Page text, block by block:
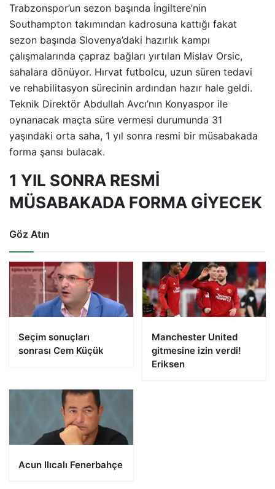
Trabzonspor’un sezon başında İngiltere’nin
Southampton takımından kadrosuna kattığı fakat
sezon başında Slovenya’daki hazırlık kampı
çalışmalarında çapraz bağları yırtılan Mislav Orsic,
sahalara dönüyor. Hırvat futbolcu, uzun süren tedavi
ve rehabilitasyon sürecinin ardından hazır hale geldi.
Teknik Direktör Abdullah Avcı’nın Konyaspor ile
oynanacak maçta süre vermesi durumunda 31
yaşındaki orta saha, 1 yıl sonra resmi bir müsabakada
forma şansı bulacak.
1 YIL SONRA RESMİ
MÜSABAKADA FORMA GİYECEK
Göz Atın
Seçim sonuçları
sonrası Cem Küçük
Manchester United
gitmesine izin verdi!
Eriksen
Acun Ilıcalı Fenerbahçe